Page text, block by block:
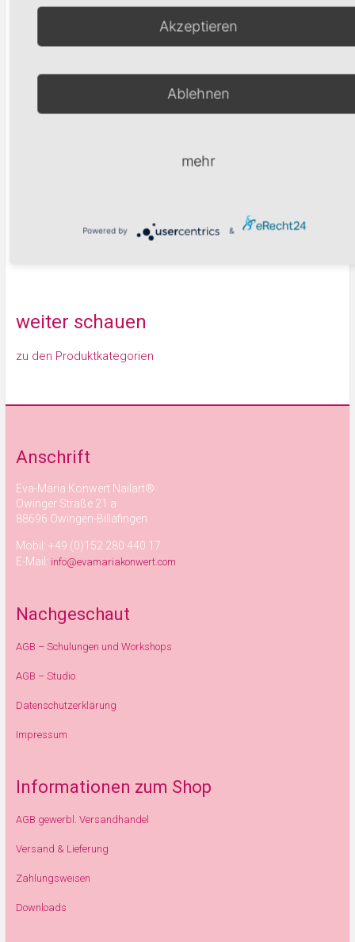
In den
Produktsuche
weiter schauen
zu den Produktkategorien
Anschrift
Eva-Maria Konwert Nailart®
Owinger Straße 21 a
88696 Owingen-Billafingen
Mobil: +49 (0)152 280 440 17
E-Mail: info@evamariakonwert.com
Nachgeschaut
AGB – Schulungen und Workshops
AGB – Studio
Datenschutzerklärung
Impressum
Informationen zum Shop
AGB gewerbl. Versandhandel
Versand & Lieferung
Zahlungsweisen
Downloads
Akzeptieren
Ablehnen
mehr
Powered by &